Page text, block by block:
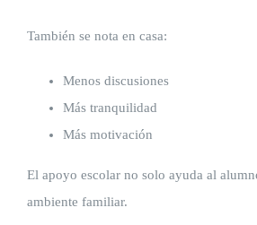
También se nota en casa:
Menos discusiones
Más tranquilidad
Más motivación
El apoyo escolar no solo ayuda al
ambiente familiar.